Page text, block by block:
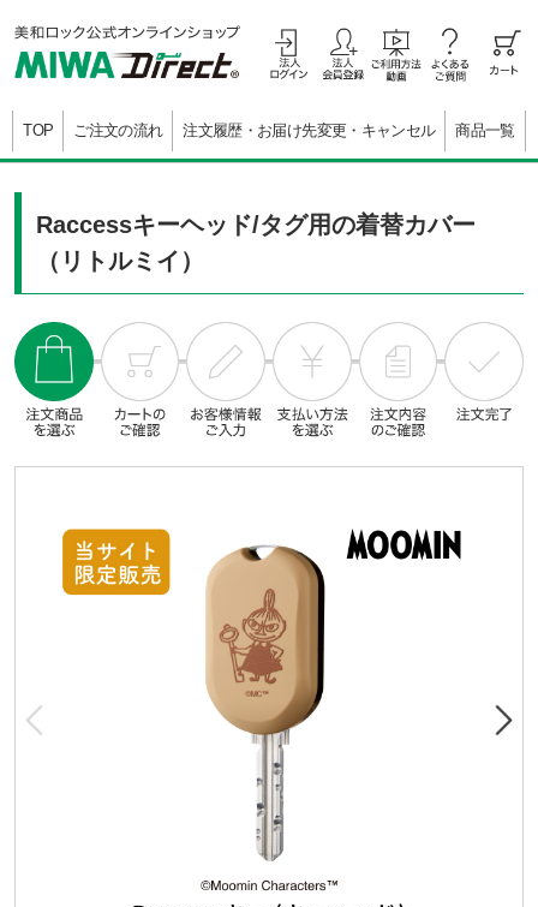
TOP ご注文の流れ 注文履歴・お届け先変更・キャンセル 商品一覧
Raccessキーヘッド/タグ用の着替カバー
（リトルミイ）